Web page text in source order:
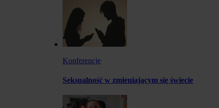
Konferencje
Seksualność w zmieniającym się świecie